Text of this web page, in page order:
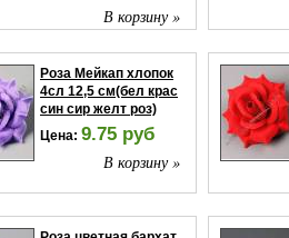
В корзину »
Роза Мейкап хлопок
4сл 12,5 см(бел крас
син сир желт роз)
Цена: 9.75 руб
В корзину »